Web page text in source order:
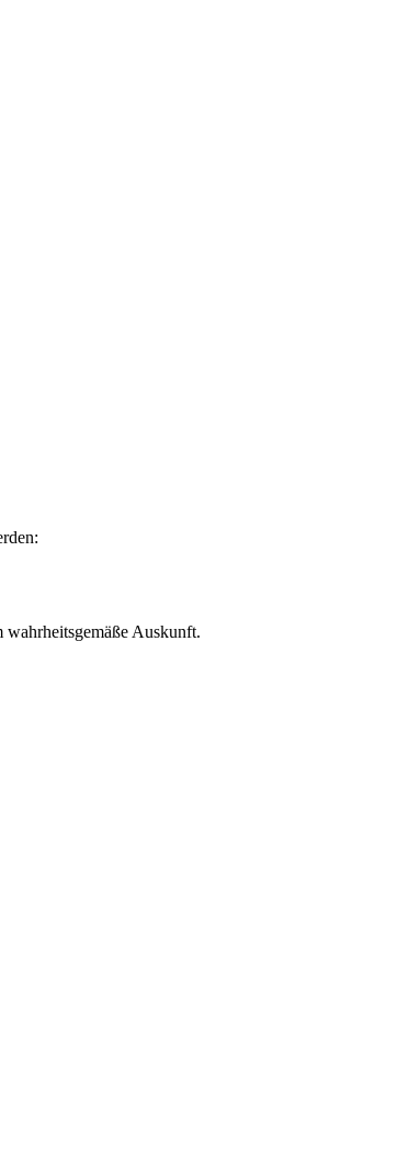
Auskunft.